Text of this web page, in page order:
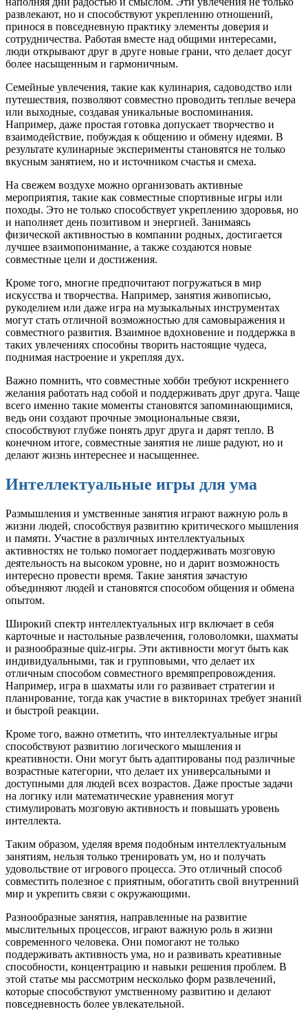
развлекают, но и способствуют укреплению отношений,
принося в повседневную практику элементы доверия и
сотрудничества. Работая вместе над общими интересами,
люди открывают друг в друге новые грани, что делает досуг
более насыщенным и гармоничным.
Семейные увлечения, такие как кулинария, садоводство или
путешествия, позволяют совместно проводить теплые вечера
или выходные, создавая уникальные воспоминания.
Например, даже простая готовка допускает творчество и
взаимодействие, побуждая к общению и обмену идеями. В
результате кулинарные эксперименты становятся не только
вкусным занятием, но и источником счастья и смеха.
На свежем воздухе можно организовать активные
мероприятия, такие как совместные спортивные игры или
походы. Это не только способствует укреплению здоровья, но
и наполняет день позитивом и энергией. Занимаясь
физической активностью в компании родных, достигается
лучшее взаимопонимание, а также создаются новые
совместные цели и достижения.
Кроме того, многие предпочитают погружаться в мир
искусства и творчества. Например, занятия живописью,
рукоделием или даже игра на музыкальных инструментах
могут стать отличной возможностью для самовыражения и
совместного развития. Взаимное вдохновение и поддержка в
таких увлечениях способны творить настоящие чудеса,
поднимая настроение и укрепляя дух.
Важно помнить, что совместные хобби требуют искреннего
желания работать над собой и поддерживать друг друга. Чаще
всего именно такие моменты становятся запоминающимися,
ведь они создают прочные эмоциональные связи,
способствуют глубже понять друг друга и дарят тепло. В
конечном итоге, совместные занятия не лише радуют, но и
делают жизнь интереснее и насыщеннее.
Интеллектуальные игры для ума
Размышления и умственные занятия играют важную роль в
жизни людей, способствуя развитию критического мышления
и памяти. Участие в различных интеллектуальных
активностях не только помогает поддерживать мозговую
деятельность на высоком уровне, но и дарит возможность
интересно провести время. Такие занятия зачастую
объединяют людей и становятся способом общения и обмена
опытом.
Широкий спектр интеллектуальных игр включает в себя
карточные и настольные развлечения, головоломки, шахматы
и разнообразные quiz-игры. Эти активности могут быть как
индивидуальными, так и групповыми, что делает их
отличным способом совместного времяпрепровождения.
Например, игра в шахматы или го развивает стратегии и
планирование, тогда как участие в викторинах требует знаний
и быстрой реакции.
Кроме того, важно отметить, что интеллектуальные игры
способствуют развитию логического мышления и
креативности. Они могут быть адаптированы под различные
возрастные категории, что делает их универсальными и
доступными для людей всех возрастов. Даже простые задачи
на логику или математические уравнения могут
стимулировать мозговую активность и повышать уровень
интеллекта.
Таким образом, уделяя время подобным интеллектуальным
занятиям, нельзя только тренировать ум, но и получать
удовольствие от игрового процесса. Это отличный способ
совместить полезное с приятным, обогатить свой внутренний
мир и укрепить связи с окружающими.
Разнообразные занятия, направленные на развитие
мыслительных процессов, играют важную роль в жизни
современного человека. Они помогают не только
поддерживать активность ума, но и развивать креативные
способности, концентрацию и навыки решения проблем. В
этой статье мы рассмотрим несколько форм развлечений,
которые способствуют умственному развитию и делают
повседневность более увлекательной.